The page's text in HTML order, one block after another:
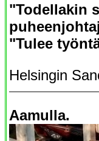
"Todellakin
"Tulee
Helsingin
Aamulla.